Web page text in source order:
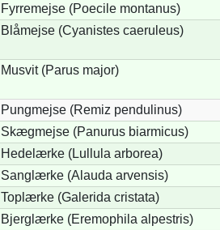
Fyrremejse (Poecile montanus)
Blåmejse (Cyanistes caeruleus)
Musvit (Parus major)
Pungmejse (Remiz pendulinus)
Skægmejse (Panurus biarmicus)
Hedelærke (Lullula arborea)
Sanglærke (Alauda arvensis)
Toplærke (Galerida cristata)
Bjerglærke (Eremophila alpestris)